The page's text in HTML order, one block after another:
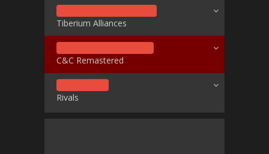
Tiberium Alliances
C&C Remastered
Rivals